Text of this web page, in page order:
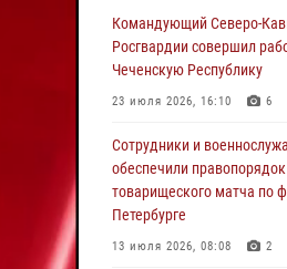
Сотрудники и
обеспечили правопорядок
матча Кубка России по
В Грозном
присоединились к
акции «От сердца к сердцу»
06 августа 2026, 06:30
Командующий Северо-
Росгвардии совершил
Чеченскую Республику
23 июля 2026, 16:10 6
Сотрудники и
обеспечили
товарищеского матча по
Петербурге
13 июля 2026, 08:08 2